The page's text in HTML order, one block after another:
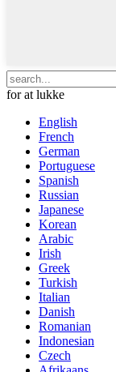
for at lukke
English
French
German
Portuguese
Spanish
Russian
Japanese
Korean
Arabic
Irish
Greek
Turkish
Italian
Danish
Romanian
Indonesian
Czech